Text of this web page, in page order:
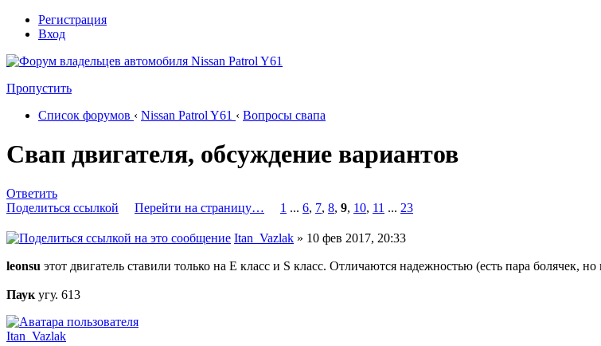
Регистрация
Вход
Пропустить
Список форумов ‹ Nissan Patrol Y61 ‹ Вопросы свапа
Свап двигателя, обсуждение вариантов
Ответить
Поделиться ссылкой
Перейти на страницу… 1 ... 6, 7, 8, 9, 10, 11 ... 23
Itan_Vazlak » 10 фев 2017, 20:33
leonsu этот двигатель ставили только на Е класс и S класс. Отличаются надежностью (есть пара болячек,
Паук угу. 613
Itan_Vazlak